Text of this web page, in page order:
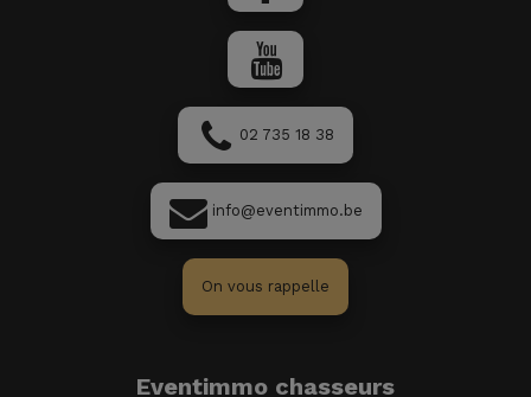
02 735 18 38
info@eventimmo.be
On vous rappelle
Eventimmo chasseurs